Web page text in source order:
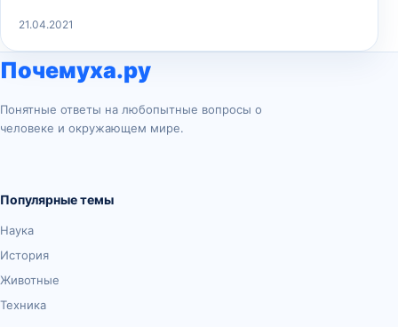
21.04.2021
Почемуха.ру
Понятные ответы на любопытные вопросы о
человеке и окружающем мире.
Популярные темы
Наука
История
Животные
Техника